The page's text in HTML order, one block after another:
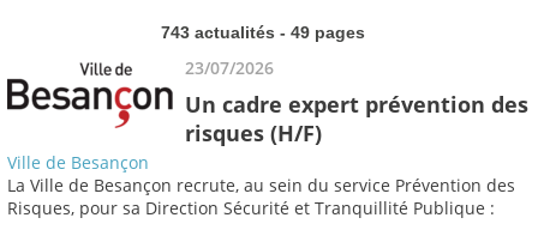
743 actualités - 49 pages
23/07/2026
Un cadre expert prévention des
risques (H/F)
Ville de Besançon
La Ville de Besançon recrute, au sein du service Prévention des
Risques, pour sa Direction Sécurité et Tranquillité Publique :